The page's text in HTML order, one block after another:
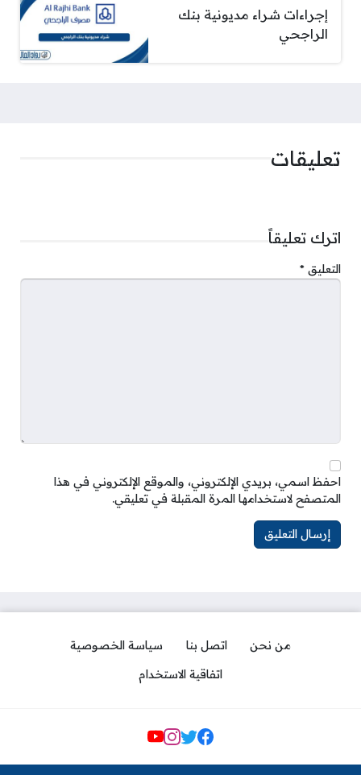
إجراءات شراء مديونية بنك
الراجحي
تعليقات
اترك تعليقاً
التعليق *
احفظ اسمي، بريدي الإلكتروني، والموقع الإلكتروني في هذا
المتصفح لاستخدامها المرة المقبلة في تعليقي.
من نحن اتصل بنا
سياسة الخصوصية
اتفاقية الاستخدام
مواقع التواصل